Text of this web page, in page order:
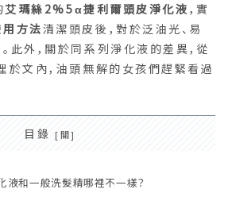
艾瑪絲2%5α捷利爾頭皮淨化液，實
方法清潔頭皮後，對於泛油光、易
此外，關於同系列淨化液的差異，從
於文內，油頭無解的女孩們趕緊看過
目錄
液和一般洗髮精哪裡不一樣？